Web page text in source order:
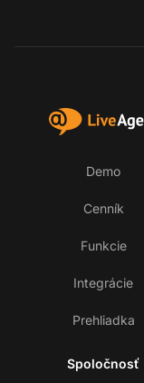
Demo
Cenník
Funkcie
Integrácie
Prehliadka
Spoločnosť